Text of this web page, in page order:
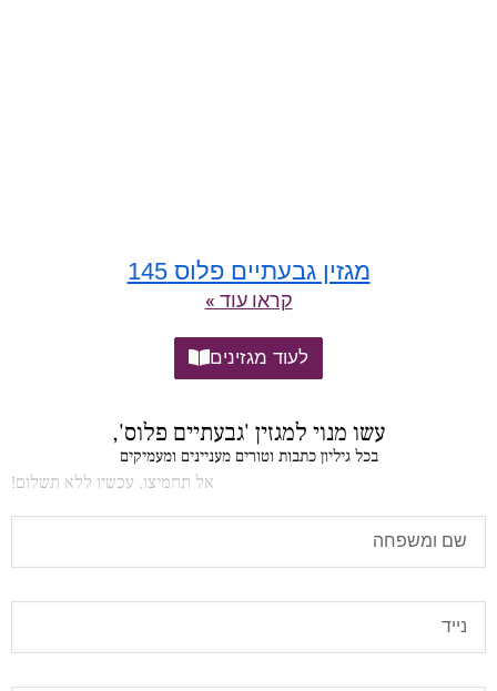
מגזין גבעתיים פלוס 145
קראו עוד »
לעוד מגזינים
עשו מנוי למגזין 'גבעתיים פלוס',
בכל גיליון כתבות וטורים מעניינים ומעמיקים
אל תחמיצו, עכשיו ללא תשלום!